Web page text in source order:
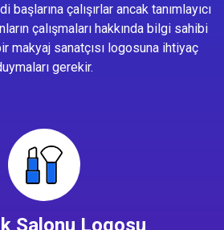
başlarına çalışırlar ancak tanımlayıcı
çalışmaları hakkında bilgi sahibi
makyaj sanatçısı logosuna ihtiyaç
gerekir.
Salonu Logosu